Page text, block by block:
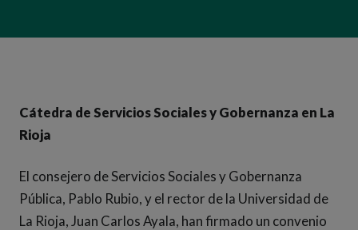
Cátedra de Servicios Sociales y Gobernanza en La
Rioja
El consejero de Servicios Sociales y Gobernanza
Pública, Pablo Rubio, y el rector de la Universidad de
La Rioja, Juan Carlos Ayala, han firmado un convenio